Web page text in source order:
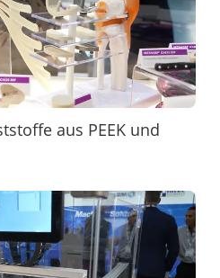
aus PEEK und